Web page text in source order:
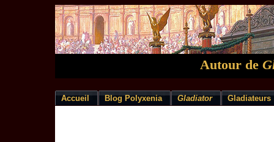
Autour de
Accueil Blog Polyxenia Gladiator Gladiateurs